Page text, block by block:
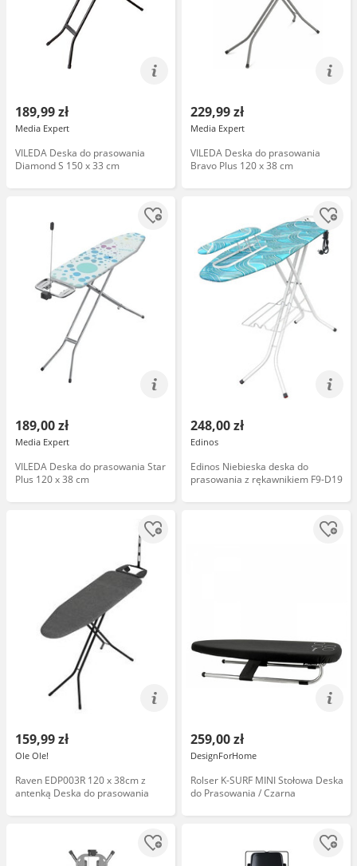
189,99 zł
Media Expert
VILEDA Deska do prasowania
Diamond S 150 x 33 cm
229,99 zł
Media Expert
VILEDA Deska do prasowania
Bravo Plus 120 x 38 cm
189,00 zł
Media Expert
VILEDA Deska do prasowania Star
Plus 120 x 38 cm
248,00 zł
Edinos
Edinos Niebieska deska do
prasowania z rękawnikiem F9-D19
159,99 zł
Ole Ole!
Raven EDP003R 120 x 38cm z
antenką Deska do prasowania
259,00 zł
DesignForHome
Rolser K-SURF MINI Stołowa Deska
do Prasowania / Czarna